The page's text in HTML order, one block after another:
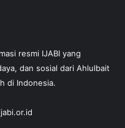
resmi IJABI yang
dan sosial dari Ahlulbait
di Indonesia.